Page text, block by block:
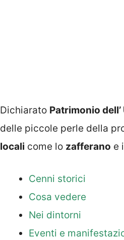
Dichiarato Patrimonio
delle piccole perle della
locali come lo zafferano e
Cenni storici
Cosa vedere
Nei dintorni
Eventi e